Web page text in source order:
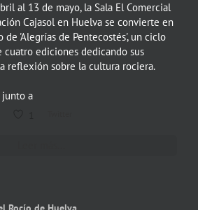
al 13 de mayo, la Sala El Comercial
Cajasol en Huelva se convierte en
de 'Alegrías de Pentecostés', un ciclo
cuatro ediciones dedicando sus
reflexión sobre la cultura rociera.
junto a